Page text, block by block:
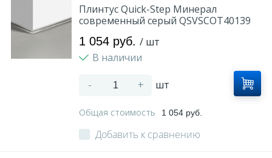
Плинтус Quick-Step Минерал
современный серый QSVSCOT40139
1 054 руб. / шт
В наличии
- + шт
Общая стоимость 1 054 руб.
Добавить к сравнению